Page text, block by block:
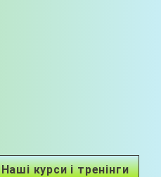
Наші курси і тренінги